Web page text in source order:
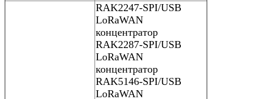
RAK2247-SPI/USB
LoRaWAN
концентратор
RAK2287-SPI/USB
LoRaWAN
концентратор
RAK5146-SPI/USB
LoRaWAN